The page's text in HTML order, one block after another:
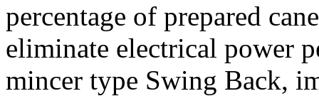
percentage of prepared
eliminate electrical power
mincer type Swing Back,